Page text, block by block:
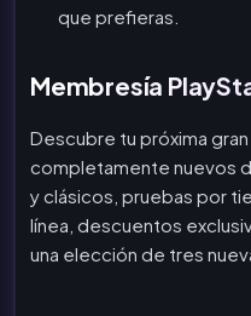
que prefieras.
Membresía
Descubre tu próxima
completamente nuevos
y clásicos, pruebas por
línea, descuentos
una elección de tres